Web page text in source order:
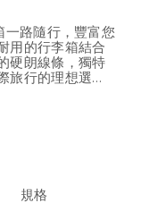
一路隨行，豐富您
用的行李箱結合
硬朗線條，獨特
旅行的理想選
。 金屬的磨
規格